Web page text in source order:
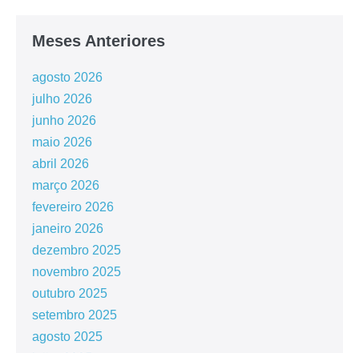
Meses Anteriores
agosto 2026
julho 2026
junho 2026
maio 2026
abril 2026
março 2026
fevereiro 2026
janeiro 2026
dezembro 2025
novembro 2025
outubro 2025
setembro 2025
agosto 2025